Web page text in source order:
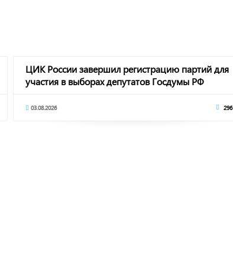
ЦИК России завершил регистрацию партий для
участия в выборах депутатов Госдумы РФ
03.08.2026 296